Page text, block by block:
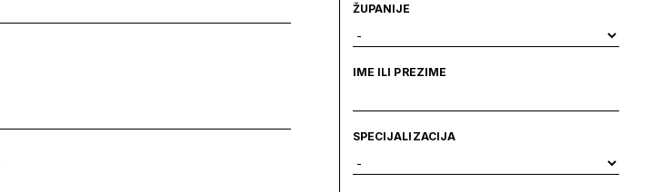
ŽUPANIJE
IME ILI PREZIME
SPECIJALIZACIJA